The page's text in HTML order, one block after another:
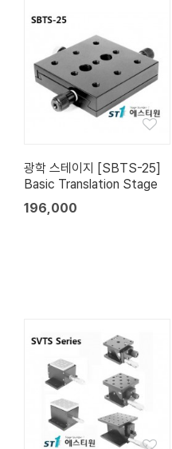
광학 스테이지 [SBTS-25]
Basic Translation Stage
196,000